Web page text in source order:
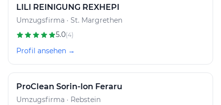
LILI REINIGUNG REXHEPI
Umzugsfirma · St. Margrethen
5.0(4)
Profil ansehen →
ProClean Sorin-Ion Feraru
Umzugsfirma · Rebstein